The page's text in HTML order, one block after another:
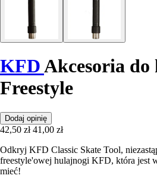
KFDAkcesoria
Freestyle
Dodaj opinię
42,50 zł 41,00 zł
Odkryj KFD Classic Skate Tool,
freestyle'owej hulajnogi KFD, która jest
mieć!